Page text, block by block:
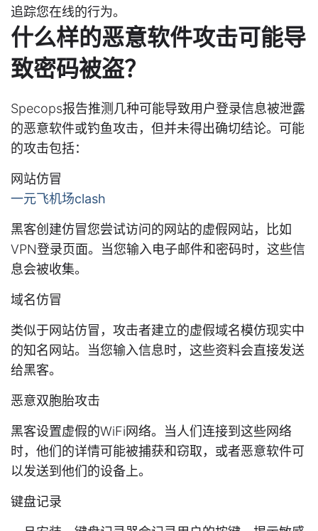
追踪您在线的行为。
什么样的恶意软件攻击可能导
致密码被盗？
Specops报告推测几种可能导致用户登录信息被泄露
的恶意软件或钓鱼攻击，但并未得出确切结论。可能
的攻击包括：
网站仿冒
一元飞机场clash
黑客创建仿冒您尝试访问的网站的虚假网站，比如
VPN登录页面。当您输入电子邮件和密码时，这些信
息会被收集。
域名仿冒
类似于网站仿冒，攻击者建立的虚假域名模仿现实中
的知名网站。当您输入信息时，这些资料会直接发送
给黑客。
恶意双胞胎攻击
黑客设置虚假的WiFi网络。当人们连接到这些网络
时，他们的详情可能被捕获和窃取，或者恶意软件可
以发送到他们的设备上。
键盘记录